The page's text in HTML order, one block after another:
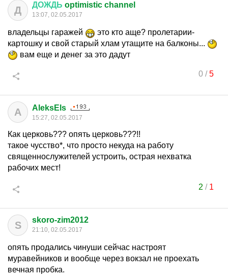
Д ДОЖДЬ optimistic channel
13:07, 02.05.2017
владельцы гаражей
это кто аще? пролетарии-
картошку и свой старый хлам утащите на балконы...
вам еще и денег за это дадут
0/5
A AleksEls
15:27, 02.05.2017
Как церковь??? опять церковь???!!
такое чусство*, что просто некуда на работу
священнослужителей устроить, острая нехватка
рабочих мест!
2 / 1
S skoro-zim2012
21:10, 02.05.2017
опять продались чинуши сейчас настроят
муравейников и вообще через вокзал не проехать
вечная пробка.